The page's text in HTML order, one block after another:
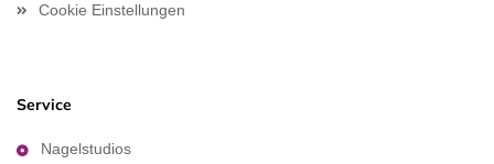
Cookie Einstellungen
Service
Nagelstudios